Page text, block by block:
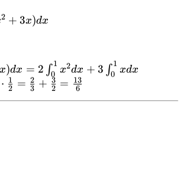
2 + 3x)dx
x)dx = 2 ∫0
1
x2dx + 3 ∫0
1
xdx
⋅ 2
1 = 3
2 + 2
3 = 6
13